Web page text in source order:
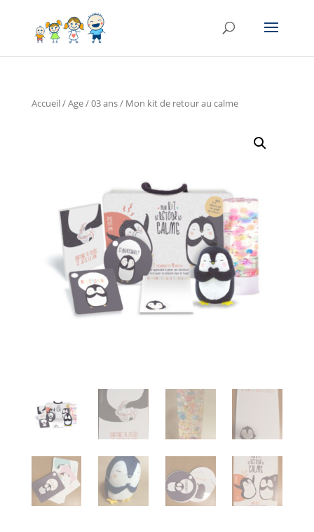
Accueil/Age/03 ans/ Mon kit de retour au calme